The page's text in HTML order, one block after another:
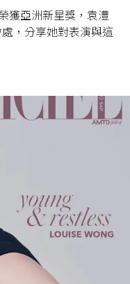
獲亞洲新星獎，袁澧
，分享她對表演與這